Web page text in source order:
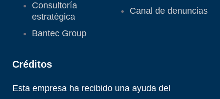
Consultoría
estratégica
Bantec Group
Canal de denuncias
Créditos
Esta empresa ha recibido una ayuda del